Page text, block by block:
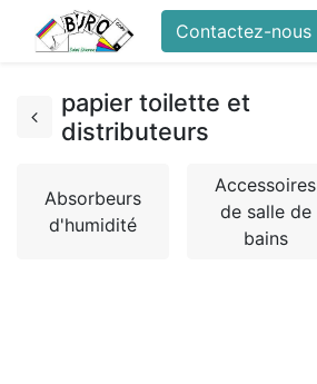
Contactez-nous
papier toilette et
distributeurs
Absorbeurs
d'humidité
Accessoires
de salle de
bains